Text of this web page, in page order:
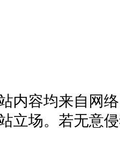
站内容均来自网
立场。若无意